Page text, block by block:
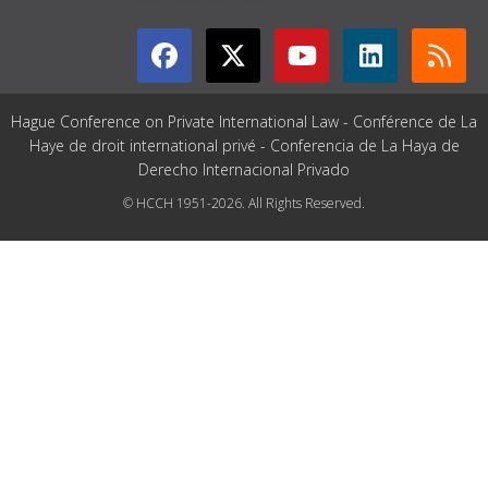
Hague Conference on Private International Law - Conférence de La
Haye de droit international privé - Conferencia de La Haya de
Derecho Internacional Privado
© HCCH 1951-2026. All Rights Reserved.